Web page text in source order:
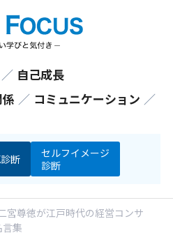
／ 自己成長
／ コミュニケーション ／
断
セルフイメージ
診断
宮尊徳が江戸時代の経営コンサ
集